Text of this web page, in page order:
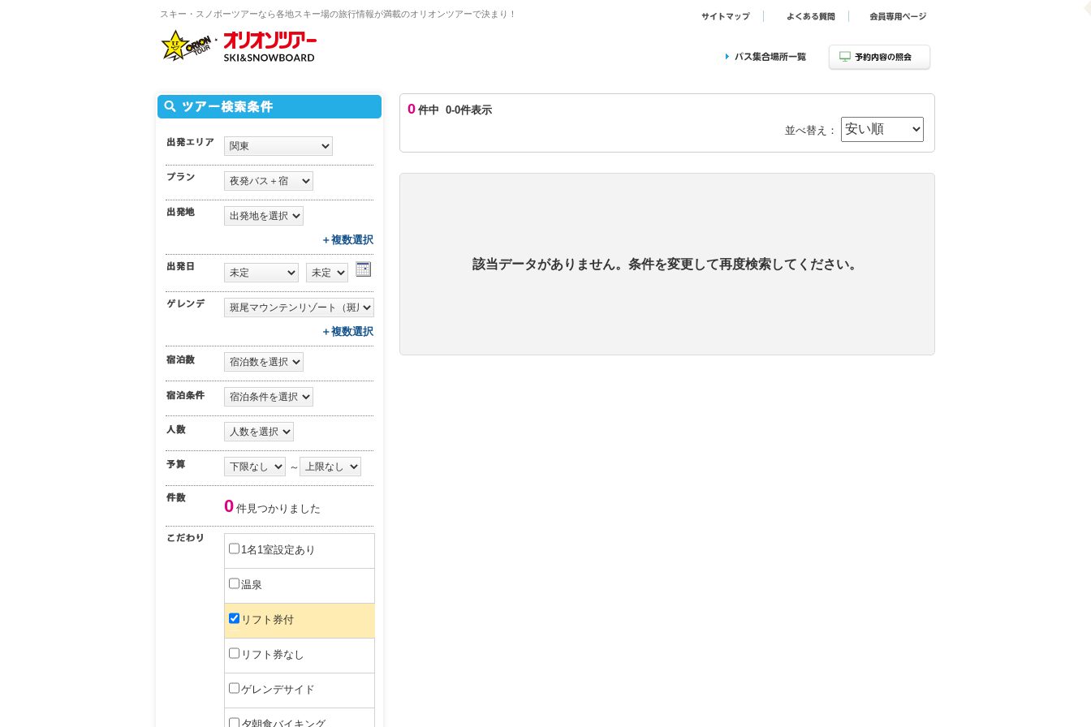
スキー・スノボーツアーなら各地スキー場の旅行情報が満載のオリオンツアーで決まり！
＋複数選択
＋複数選択
～
0 件見つかりました
1名1室設定あり
温泉
リフト券付
リフト券なし
ゲレンデサイド
夕朝食バイキング
0 件中 0-0件表示
並べ替え：
該当データがありません。条件を変更して再度検索してください。